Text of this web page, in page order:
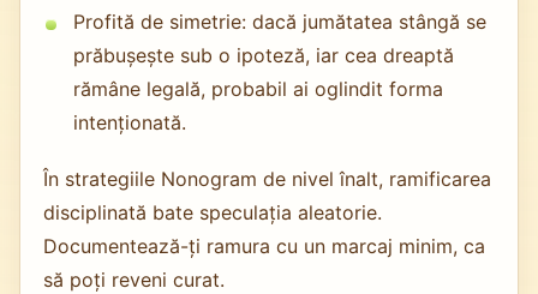
Profită de simetrie: dacă jumătatea stângă se
prăbușește sub o ipoteză, iar cea dreaptă
rămâne legală, probabil ai oglindit forma
intenționată.
În strategiile Nonogram de nivel înalt, ramificarea
disciplinată bate speculația aleatorie.
Documentează-ți ramura cu un marcaj minim, ca
să poți reveni curat.